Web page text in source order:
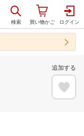
追加する